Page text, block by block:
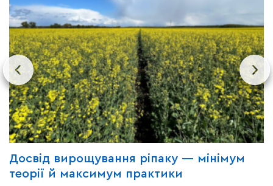
Досвід вирощування ріпаку — мінімум
теорії й максимум практики